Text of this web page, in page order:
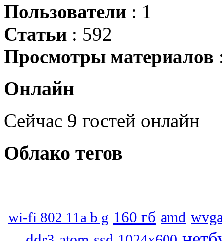
Пользователи : 1
Статьи : 592
Просмотры материалов
Онлайн
Сейчас 9 гостей онлайн
Облако тегов
wi-fi 802 11a b g 160 гб amd